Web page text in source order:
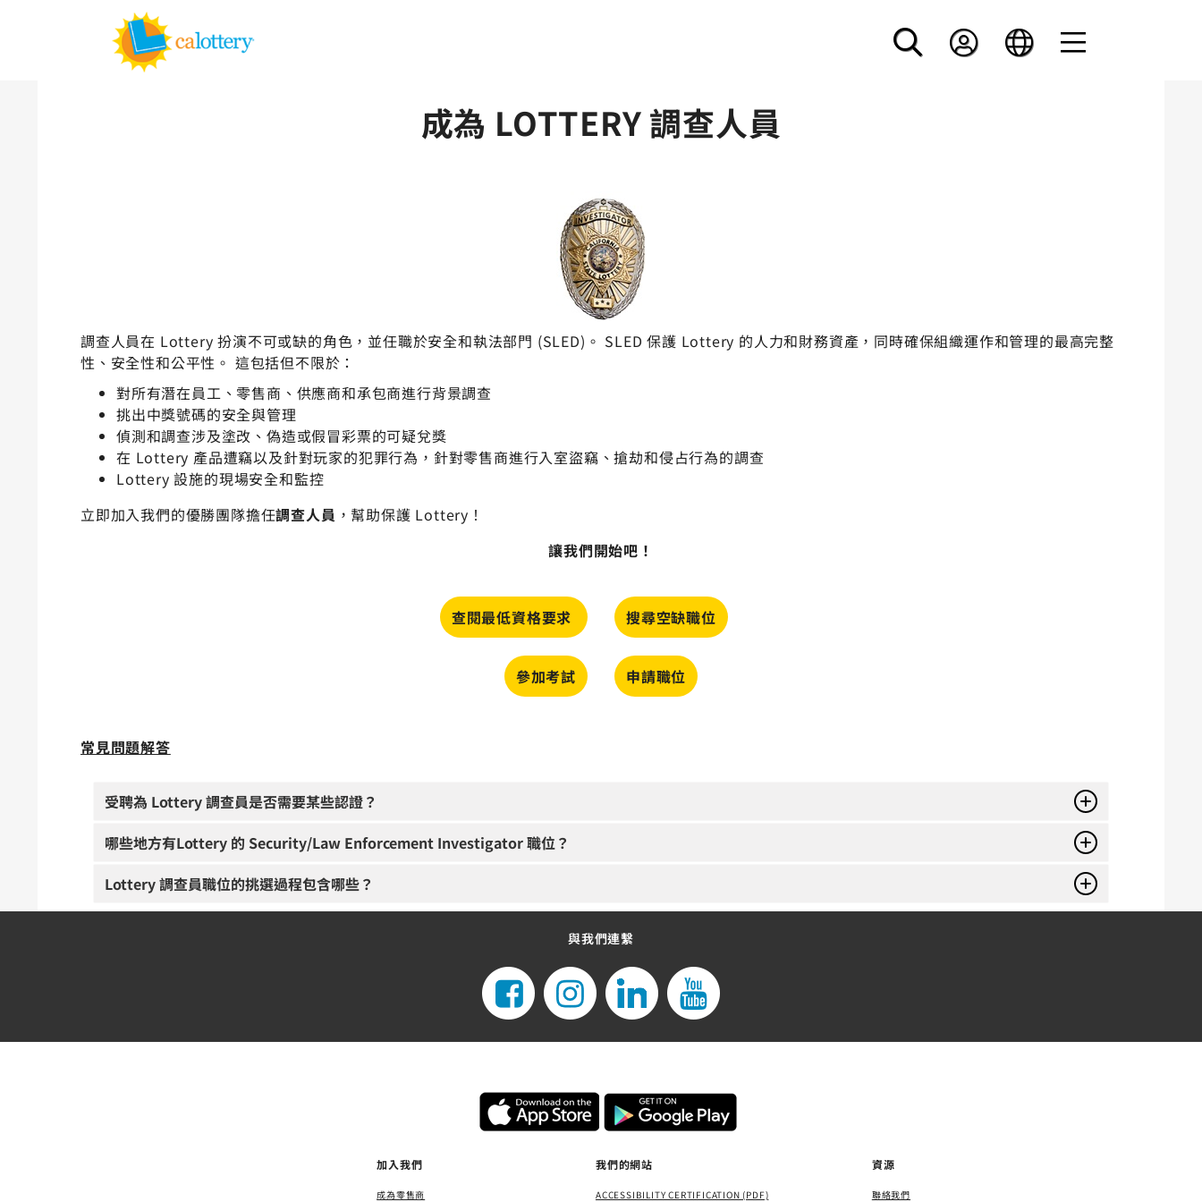
成為 LOTTERY 調查人員
成為 LOTTERY 調查人員
調查人員在 Lottery 扮演不可或缺的角色，並任職於安全和執法部門 (SLED)。 SLED 保護 Lottery 的人力和財務資產，同時確保組織運作和管理的最高完整
性、安全性和公平性。 這包括但不限於：
對所有潛在員工、零售商、供應商和承包商進行背景調查
挑出中獎號碼的安全與管理
偵測和調查涉及塗改、偽造或假冒彩票的可疑兌獎
在 Lottery 產品遭竊以及針對玩家的犯罪行為，針對零售商進行入室盜竊、搶劫和侵占行為的調查
Lottery 設施的現場安全和監控
立即加入我們的優勝團隊擔任調查人員 ，幫助保護 Lottery！
讓我們開始吧！
查閱最低資格要求
參加考試
搜尋空缺職位
申請職位
常見問題解答
受聘為 Lottery 調查員是否需要某些認證？
哪些地方有Lottery 的 Security/Law Enforcement Investigator 職位？
Lottery 調查員職位的挑選過程包含哪些？
與我們連繫
加入我們
成為零售商
我們的網站
ACCESSIBILITY CERTIFICATION (PDF)
資源
聯絡我們